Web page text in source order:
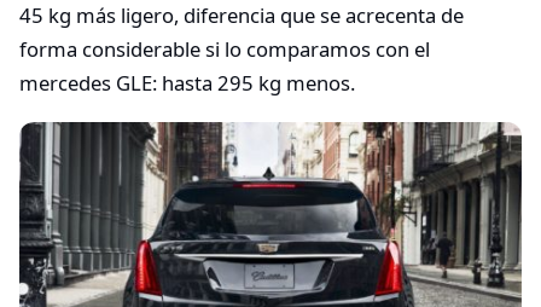
45 kg más ligero, diferencia que se acrecenta de
forma considerable si lo comparamos con el
mercedes GLE: hasta 295 kg menos.